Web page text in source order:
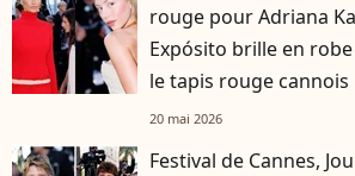
rouge pour Adriana
Expósito brille en
le tapis rouge cannois
20 mai 2026
Festival de Cannes,